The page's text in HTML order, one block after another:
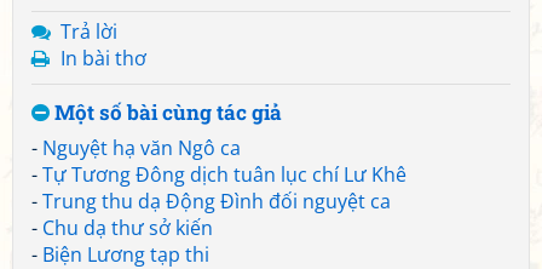
Trả lời
In bài thơ
Một số bài cùng tác giả
- Nguyệt hạ văn Ngô ca
-Tự Tương Đông dịch tuân lục chí Lư Khê
-Trung thu dạ Động Đình đối nguyệt ca
- Chu dạ thư sở kiến
- Biện Lương tạp thi